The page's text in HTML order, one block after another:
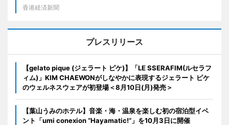
香港経済新聞
プレスリリース
【gelato pique (ジェラート ピケ)】「LE SSERAFIM(ルセラフ
ィム)」KIM CHAEWONがしなやかに表現するジェラート ピケ
のウェルネスウェアが初登場＜8月10日(月)発売＞
【葉山うみのホテル】音楽・海・温泉を楽しむ初の宿泊型イベ
ント「umi conexion “Hayamatic!”」を10月3日に開催